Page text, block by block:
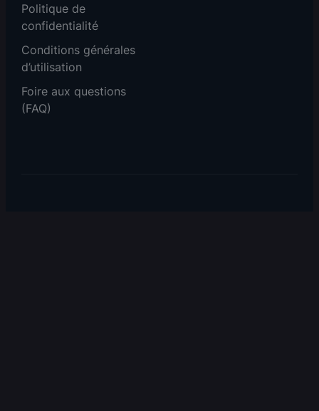
Politique de
confidentialité
Conditions générales
d’utilisation
Foire aux questions
(FAQ)